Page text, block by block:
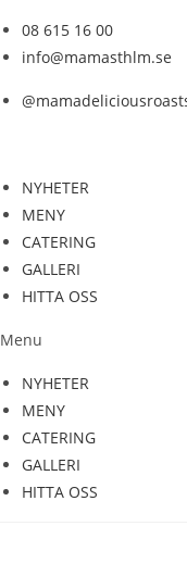
Hoppa
till
08 615 16 00
info@mamasthlm.se
NYHETER
MENY
CATERING
GALLERI
HITTA OSS
Menu
NYHETER
MENY
CATERING
GALLERI
HITTA OSS